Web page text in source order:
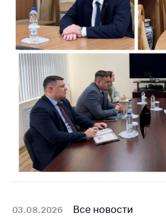
03.08.2026 Все новости